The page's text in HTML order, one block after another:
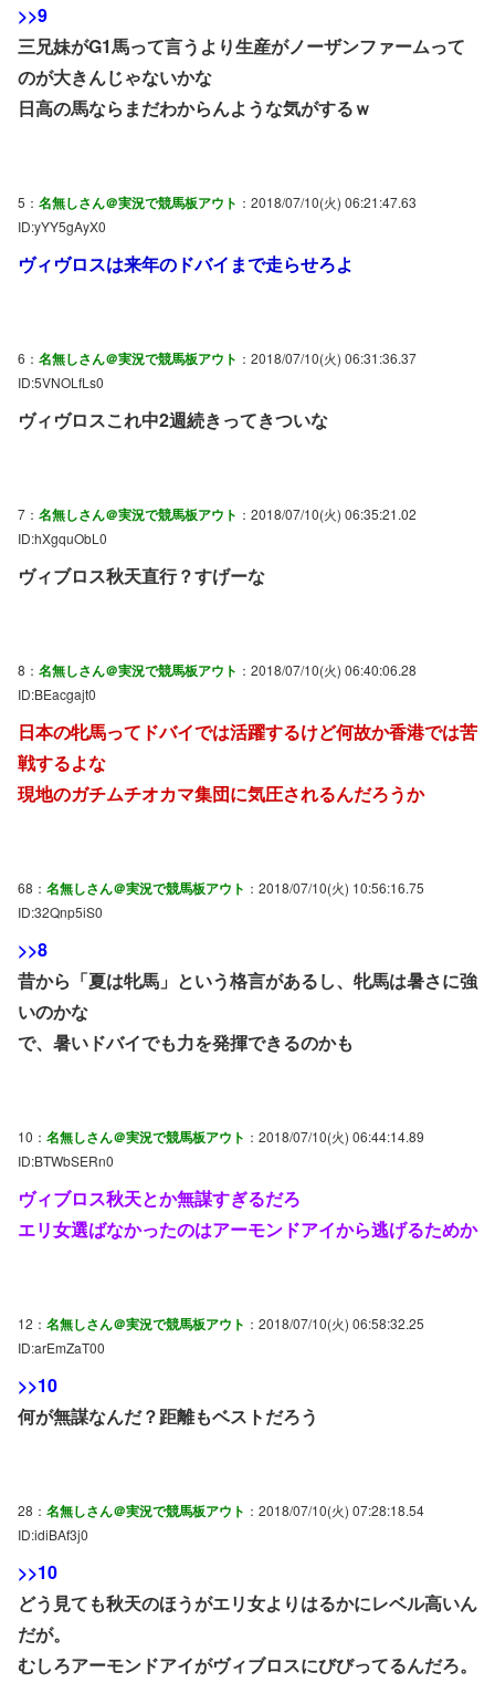
>>9
三兄妹がG1馬って言うより生産がノーザンファームって
のが大きんじゃないかな
日高の馬ならまだわからんような気がするｗ
5： 名無しさん＠実況で競馬板アウト ：2018/07/10(火) 06:21:47.63
ID:yYY5gAyX0
ヴィヴロスは来年のドバイまで走らせろよ
6： 名無しさん＠実況で競馬板アウト ：2018/07/10(火) 06:31:36.37
ID:5VNOLfLs0
ヴィヴロスこれ中2週続きってきついな
7： 名無しさん＠実況で競馬板アウト ：2018/07/10(火) 06:35:21.02
ID:hXgquObL0
ヴィブロス秋天直行？すげーな
8： 名無しさん＠実況で競馬板アウト ：2018/07/10(火) 06:40:06.28
ID:BEacgajt0
日本の牝馬ってドバイでは活躍するけど何故か香港では苦
戦するよな
現地のガチムチオカマ集団に気圧されるんだろうか
68： 名無しさん＠実況で競馬板アウト ：2018/07/10(火) 10:56:16.75
ID:32Qnp5iS0
>>8
昔から「夏は牝馬」という格言があるし、牝馬は暑さに強
いのかな
で、暑いドバイでも力を発揮できるのかも
10： 名無しさん＠実況で競馬板アウト ：2018/07/10(火) 06:44:14.89
ID:BTWbSERn0
ヴィブロス秋天とか無謀すぎるだろ
エリ女選ばなかったのはアーモンドアイから逃げるためか
12： 名無しさん＠実況で競馬板アウト ：2018/07/10(火) 06:58:32.25
ID:arEmZaT00
>>10
何が無謀なんだ？距離もベストだろう
28： 名無しさん＠実況で競馬板アウト ：2018/07/10(火) 07:28:18.54
ID:idiBAf3j0
>>10
どう見ても秋天のほうがエリ女よりはるかにレベル高いん
だが。
むしろアーモンドアイがヴィブロスにびびってるんだろ。